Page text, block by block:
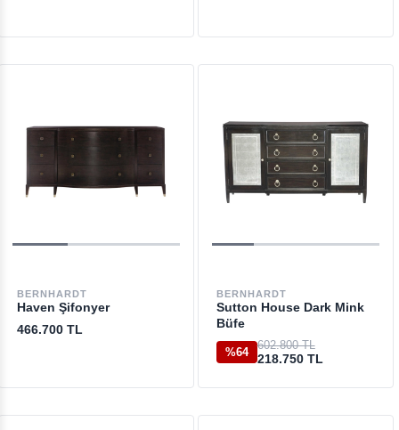
BERNHARDT
Haven Şifonyer
466.700 TL
BERNHARDT
Sutton House Dark Mink
Büfe
%64
602.800 TL
218.750 TL